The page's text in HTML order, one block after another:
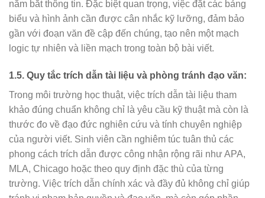
nắm bắt thông tin. Đặc biệt quan trọng, việc đặt các bảng
biểu và hình ảnh cần được cân nhắc kỹ lưỡng, đảm bảo
gần với đoạn văn đề cập đến chúng, tạo nên một mạch
logic tự nhiên và liền mạch trong toàn bộ bài viết.
1.5. Quy tắc trích dẫn tài liệu và phòng tránh đạo văn:
Trong môi trường học thuật, việc trích dẫn tài liệu tham
khảo đúng chuẩn không chỉ là yêu cầu kỹ thuật mà còn là
thước đo về đạo đức nghiên cứu và tính chuyên nghiệp
của người viết. Sinh viên cần nghiêm túc tuân thủ các
phong cách trích dẫn được công nhận rộng rãi như APA,
MLA, Chicago hoặc theo quy định đặc thù của từng
trường. Việc trích dẫn chính xác và đầy đủ không chỉ giúp